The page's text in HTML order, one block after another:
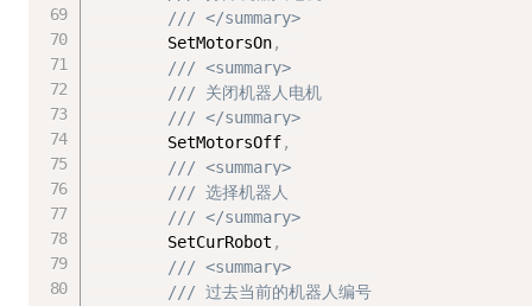
/// </summary>
        SetMotorsOn
,
/// <summary>
/// 关闭机器人电机
/// </summary>
        SetMotorsOff
,
/// <summary>
/// 选择机器人
/// </summary>
        SetCurRobot
,
/// <summary>
/// 过去当前的机器人编号